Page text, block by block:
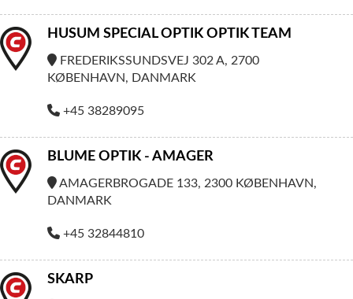
HUSUM SPECIAL OPTIK OPTIK TEAM
FREDERIKSSUNDSVEJ 302 A, 2700
KØBENHAVN, DANMARK
+45 38289095
BLUME OPTIK - AMAGER
AMAGERBROGADE 133, 2300 KØBENHAVN,
DANMARK
+45 32844810
SKARP